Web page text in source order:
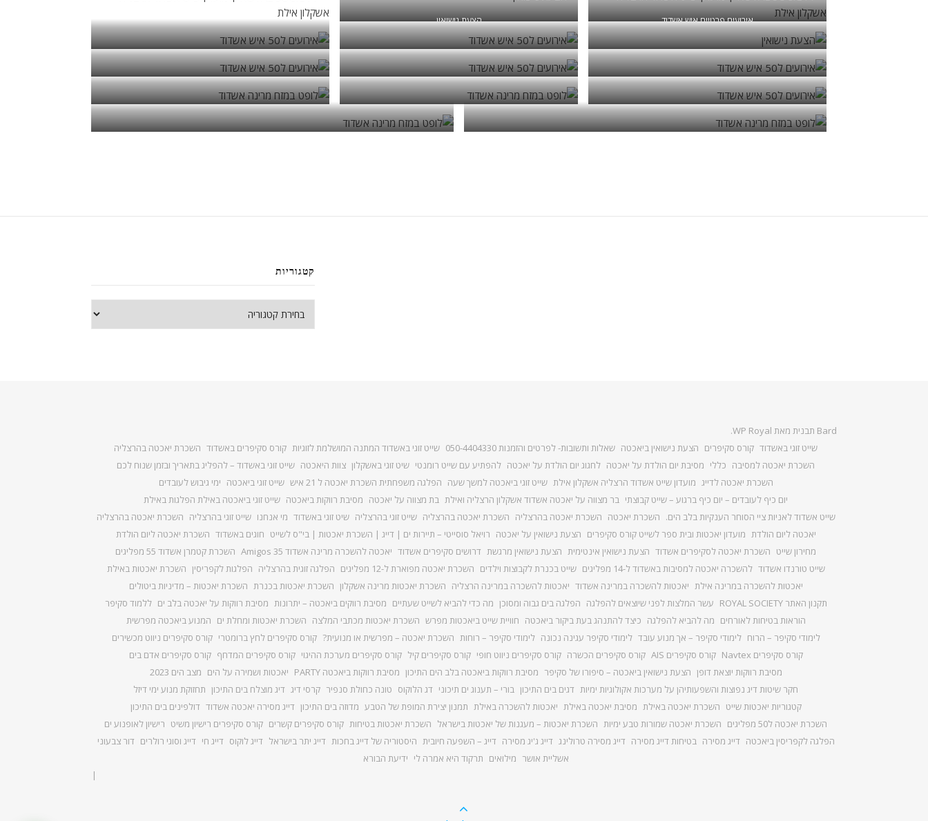
אירועים פרטיים איש אשדוד הצעת נישואין
הצעת נישואין אירועים ל50 איש אשדוד אירועים ל50 איש אשדוד
אירועים ל50 איש אשדוד אירועים ל50 איש אשדוד אירועים ל50 איש אשדוד
אירועים ל50 איש אשדוד לופט במזח מרינה אשדוד לופט במזח מרינה אשדוד
לופט במזח מרינה אשדוד לופט במזח מרינה אשדוד
קטגוריות
Bard תבנית מאת WP Royal
.
שייט זוגי באשדוד קורס סקיפרים הצעת נישואין ביאכטה שאלות ותשובות- לפרטים והזמנות 050-4404330 שייט זוגי באשדוד המתנה המושלמת לזוגיות קורס סקיפרים באשדוד השכרת יאכטה בהרצליה
השכרת יאכטה למסיבה כללי מסיבת יום הולדת על יאכטה לחגוג יום הולדת על יאכטה להפתיע עם שייט רומנטי שיט זוגי באשקלון צוות היאכטה שייט זוגי באשדוד – להפליג בתאריך ובזמן שנוח לכם
השכרת יאכטה לדייג מועדון שייט אשדוד הרצליה אשקלון אילת שייט זוגי ביאכטה למשך שעה הפלגה משפחתית השכרת יאכטה ל 21 איש שייט זוגי ביאכטה ימי גיבוש לעובדים
יום כיף לעובדים – יום כיף ברגוע – שייט קבוצתי בר מצווה על יאכטה אשדוד אשקלון הרצליה ואילת בת מצווה על יאכטה מסיבת רווקות ביאכטה שייט זוגי ביאכטה באילת הפלגות באילת
שייט אשדוד לאניות ציי הסוחר הענקיות בלב הים. השכרת יאכטה השכרת יאכטה בהרצליה השכרת יאכטה בהרצליה שייט זוגי בהרצליה שיט זוגי באשדוד מי אנחנו שייט זוגי בהרצליה השכרת יאכטה בהרצליה
יאכטה ליום הולדת מועדון יאכטות ובית ספר לשייט קורס סקיפרים הצעת נישואין על יאכטה רויאל סוסייטי – תיירות ים | דייג | השכרת יאכטות | בי"ס לשייט חוגים באשדוד השכרת יאכטה ליום הולדת
מחירון שייט השכרת יאכטה לסקיפרים אשדוד הצעת נישואין אינטימית הצעת נישואין מרגשת דרושים סקיפרים אשדוד יאכטה להשכרה מרינה אשדוד Amigos 35
השכרת קטמרן אשדוד 55 מפליגים
שייט טורנדו אשדוד להשכרה יאכטה למסיבות באשדוד ל-14 מפליגים שייט בכנרת לקבוצות וילדים השכרת יאכטה מפוארת ל-12 מפליגים הפלגה זוגית בהרצליה הפלגות לקפריסין השכרת יאכטות באילת
יאכטות להשכרה במרינה אילת יאכטות להשכרה במרינה אשדוד יאכטות להשכרה במרינה הרצליה השכרת יאכטות מרינה אשקלון השכרת יאכטות בכנרת השכרת יאכטות – מדיניות ביטולים
תקנון האתר ROYAL SOCIETY
עשר המלצות לפני שיוצאים להפלגה הפלגה בים גבוה ומסוכן מה כדי להביא לשייט שעתיים מסיבת רווקים ביאכטה – יתרונות מסיבת רווקות על יאכטה בלב ים ללמוד סקיפר
הוראות בטיחות לאורחים מה להביא להפלגה כיצד להתנהג בעת ביקור ביאכטה חוויית שייט ביאכטות מפרש השכרת יאכטות מכתבי המלצה השכרת יאכטות ומחלת ים המנוע ביאכטה מפרשית
לימודי סקיפר – הרוח לימודי סקיפר – אך מנוע עובד לימודי סקיפר עגינה נכונה לימודי סקיפר – רוחות השכרת יאכטה – מפרשית או מנועית? קורס סקיפרים לחץ ברומטרי קורס סקיפרים ניווט מכשירים
קורס סקיפרים Navtex
קורס סקיפרים AIS קורס סקיפרים הכשרה קורס סקיפרים ניווט חופי קורס סקיפרים קיל קורס סקיפרים מערכת ההיגוי קורס סקיפרים המדחף קורס סקיפרים אדם בים
מסיבת רווקות יוצאת דופן הצעת נישואין ביאכטה – סיפורו של סקיפר מסיבת רווקות ביאכטה בלב הים התיכון מסיבת רווקות ביאכטה PARTY יאכטות ושמירה על הים מצב הים 2023
חקר שיטות דיג נפוצות והשפעותיהן על מערכות אקולוגיות ימיות דגים בים התיכון בורי – תענוג ים תיכוני דג הלוקוס טונה כחולת סנפיר קרסי דיג דיג מוצלח בים התיכון תחזוקת מנוע ימי דיזל
קטגוריות יאכטות שייט השכרת יאכטה באילת מסיבת יאכטה באילת יאכטות להשכרה באילת תמנון יצירת המופת של הטבע מדוזה בים התיכון דייג מסירה יאכטה אשדוד דולפינים בים התיכון
השכרת יאכטה ל50 מפליגים
השכרת יאכטה שמורות טבע ימיות השכרת יאכטות – מעגנות של יאכטות בישראל השכרת יאכטות בטיחות קורס סקיפרים קשרים קורס סקיפרים רישיון משיט רישיון לאופנוע ים
הפלגה לקפריסין ביאכטה דייג מסירה בטיחות דייג מסירה דייג מסירה טרולינג דייג ג'יג מסירה דייג – השפעה חיובית היסטוריה של דייג בחכות דייג יתר בישראל דייג לוקוס דייג חי דייג וסוגי רולרים דור צבעוני
אשליית אושר מילואים תרקוד היא אמרה לי ידיעת הבורא